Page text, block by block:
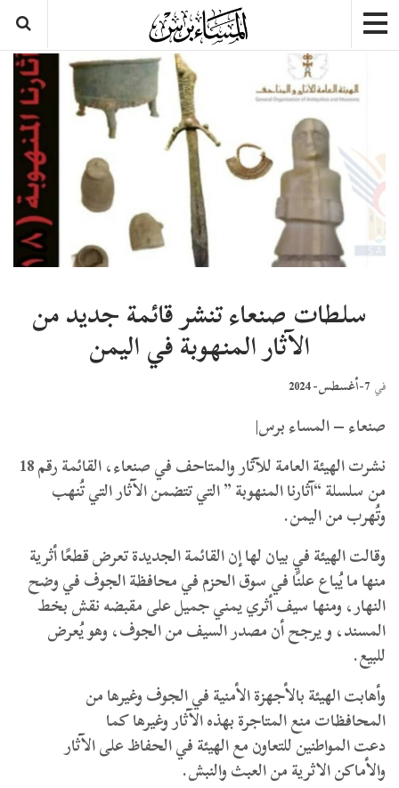
سلطات صنعاء تنشر قائمة جديد من
الآثار المنهوبة في اليمن
في 7-أغسطس- 2024
صنعاء – المساء برس|
نشرت الهيئة العامة للآثار والمتاحف في صنعاء، القائمة رقم 18
من سلسلة “آثارنا المنهوبة ” التي تتضمن الآثار التي تُنهب
وتُهرب من اليمن.
وقالت الهيئة في بيان لها إن القائمة الجديدة تعرض قطعًا أثرية
منها ما يُباع علنًا في سوق الحزم في محافظة الجوف في وضح
النهار، ومنها سيف أثري يمني جميل على مقبضه نقش بخط
المسند، و يرجح أن مصدر السيف من الجوف، وهو يُعرض
للبيع.
وأهابت الهيئة بالأجهزة الأمنية في الجوف وغيرها من
المحافظات منع المتاجرة بهذه الآثار وغيرها كما
دعت المواطنين للتعاون مع الهيئة في الحفاظ على الآثار
والأماكن الاثرية من العبث والنبش.